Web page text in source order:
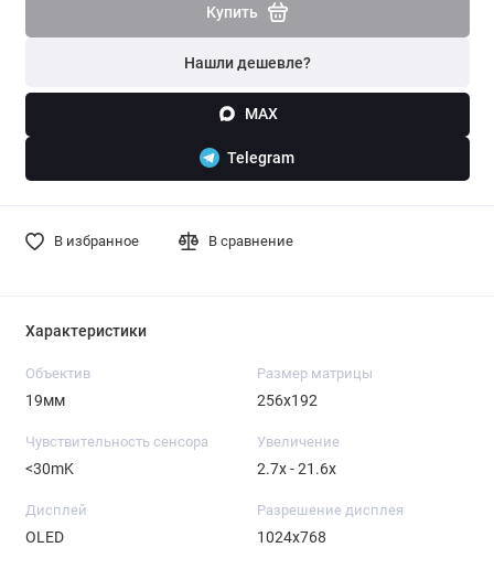
Купить
Нашли дешевле?
MAX
Telegram
В избранное В сравнение
Характеристики
Объектив
19мм
Размер матрицы
256x192
Чувствительность сенсора
<30mK
Увеличение
2.7x - 21.6x
Дисплей
OLED
Разрешение дисплея
1024x768